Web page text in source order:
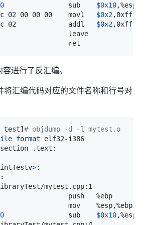
                sub
$0x10
02 00 00 00    movl $0x2
02             addl $0x2
进行了反汇编。
汇编代码对应的文件名称和行号对
test] # objdump -d -l mytest.o
format
>
                sub
$0x10